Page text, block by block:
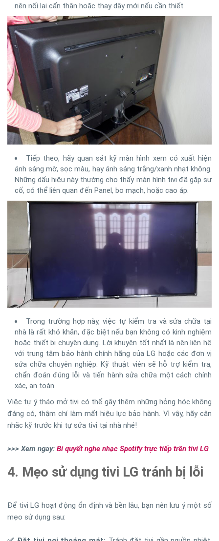
nên nối lại cẩn thận hoặc thay dây mới nếu cần thiết.
Tiếp theo, hãy quan sát kỹ màn hình xem có xuất hiện
ánh sáng mờ, sọc màu, hay ánh sáng trắng/xanh nhạt không.
Những dấu hiệu này thường cho thấy màn hình tivi đã gặp sự
cố, có thể liên quan đến Panel, bo mạch, hoặc cao áp.
Trong trường hợp này, việc tự kiểm tra và sửa chữa tại
nhà là rất khó khăn, đặc biệt nếu bạn không có kinh nghiệm
hoặc thiết bị chuyên dụng. Lời khuyên tốt nhất là nên liên hệ
với trung tâm bảo hành chính hãng của LG hoặc các đơn vị
sửa chữa chuyên nghiệp. Kỹ thuật viên sẽ hỗ trợ kiểm tra,
chẩn đoán đúng lỗi và tiến hành sửa chữa một cách chính
xác, an toàn.
Việc tự ý tháo mở tivi có thể gây thêm những hỏng hóc không
đáng có, thậm chí làm mất hiệu lực bảo hành. Vì vậy, hãy cân
nhắc kỹ trước khi tự sửa tivi tại nhà nhé!
>>> Xem ngay: Bí quyết nghe nhạc Spotify trực tiếp trên tivi LG
4. Mẹo sử dụng tivi LG tránh bị lỗi
Để tivi LG hoạt động ổn định và bền lâu, bạn nên lưu ý một số
mẹo sử dụng sau: